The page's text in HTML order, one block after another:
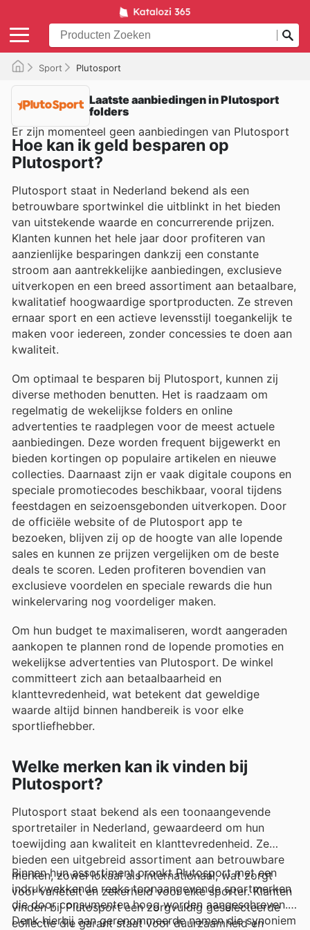
Sport Plutosport
Laatste aanbiedingen in Plutosport
folders
Er zijn momenteel geen aanbiedingen van Plutosport
Hoe kan ik geld besparen op
Plutosport?
Plutosport staat in Nederland bekend als een
betrouwbare sportwinkel die uitblinkt in het bieden
van uitstekende waarde en concurrerende prijzen.
Klanten kunnen het hele jaar door profiteren van
aanzienlijke besparingen dankzij een constante
stroom aan aantrekkelijke aanbiedingen, exclusieve
uitverkopen en een breed assortiment aan betaalbare,
kwalitatief hoogwaardige sportproducten. Ze streven
ernaar sport en een actieve levensstijl toegankelijk te
maken voor iedereen, zonder concessies te doen aan
kwaliteit.
Om optimaal te besparen bij Plutosport, kunnen zij
diverse methoden benutten. Het is raadzaam om
regelmatig de wekelijkse folders en online
advertenties te raadplegen voor de meest actuele
aanbiedingen. Deze worden frequent bijgewerkt en
bieden kortingen op populaire artikelen en nieuwe
collecties. Daarnaast zijn er vaak digitale coupons en
speciale promotiecodes beschikbaar, vooral tijdens
feestdagen en seizoensgebonden uitverkopen. Door
de officiële website of de Plutosport app te
bezoeken, blijven zij op de hoogte van alle lopende
sales en kunnen ze prijzen vergelijken om de beste
deals te scoren. Leden profiteren bovendien van
exclusieve voordelen en speciale rewards die hun
winkelervaring nog voordeliger maken.
Om hun budget te maximaliseren, wordt aangeraden
aankopen te plannen rond de lopende promoties en
wekelijkse advertenties van Plutosport. De winkel
committeert zich aan betaalbaarheid en
klanttevredenheid, wat betekent dat geweldige
waarde altijd binnen handbereik is voor elke
sportliefhebber.
Welke merken kan ik vinden bij
Plutosport?
Plutosport staat bekend als een toonaangevende
sportretailer in Nederland, gewaardeerd om hun
toewijding aan kwaliteit en klanttevredenheid. Ze
bieden een uitgebreid assortiment aan betrouwbare
merken, zowel lokaal als internationaal, wat zorgt
voor variëteit en zekerheid voor elke sporter. Klanten
vinden bij Plutosport een zorgvuldig geselecteerde
collectie die garant staat voor duurzaamheid en
Binnen hun assortiment pronkt Plutosport met een
indrukwekkende reeks toonaangevende sportmerken
die door consumenten hoog worden aangeschreven.
Denk hierbij aan gerenommeerde namen die synoniem